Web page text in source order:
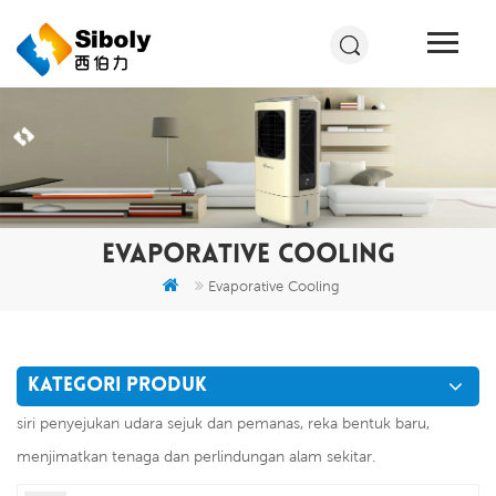
EVAPORATIVE COOLING
Evaporative Cooling
KATEGORI PRODUK
siri penyejukan udara sejuk dan pemanas, reka bentuk baru,
menjimatkan tenaga dan perlindungan alam sekitar.